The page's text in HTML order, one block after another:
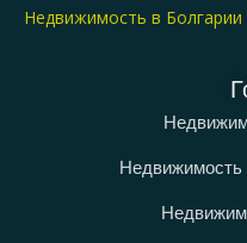
Недвижимость в Болгарии